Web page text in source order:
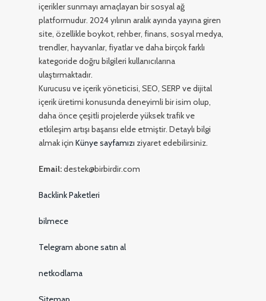
içerikler sunmayı amaçlayan bir sosyal ağ
platformudur. 2024 yılının aralık ayında yayına giren
site, özellikle boykot, rehber, finans, sosyal medya,
trendler, hayvanlar, fiyatlar ve daha birçok farklı
kategoride doğru bilgileri kullanıcılarına
ulaştırmaktadır.
Kurucusu ve içerik yöneticisi, SEO, SERP ve dijital
içerik üretimi konusunda deneyimli bir isim olup,
daha önce çeşitli projelerde yüksek trafik ve
etkileşim artışı başarısı elde etmiştir. Detaylı bilgi
almak içinKünye sayfamızı ziyaret edebilirsiniz.
Email:destek@birbirdir.com
Backlink Paketleri
bilmece
Telegram abone satın al
netkodlama